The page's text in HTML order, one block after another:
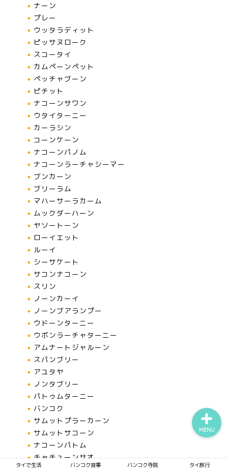
ナーン
プレー
ウッタラディット
ピッサヌローク
スコータイ
カムペーンペット
ペッチャブーン
ピチット
ナコーンサワン
ウタイターニー
カーラシン
コーンケーン
ナコーンパノム
ナコーンラーチャシーマー
ブンカーン
ブリーラム
マハーサーラカーム
ムックダーハーン
ヤソートーン
ローイエット
ルーイ
シーサケート
サコンナコーン
スリン
ノーンカーイ
ノーンブアランプー
ウドーンターニー
ウボンラーチャターニー
アムナートジャルーン
スパンブリー
アユタヤ
ノンタブリー
パトゥムターニー
バンコク
サムットプラーカーン
サムットサコーン
ナコーンパトム
チャチューンサオ
チョンブリー
タイで生活 バンコク食事 バンコク寺院 タイ旅行
MENU